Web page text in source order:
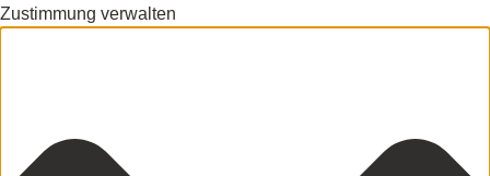
Zustimmung verwalten